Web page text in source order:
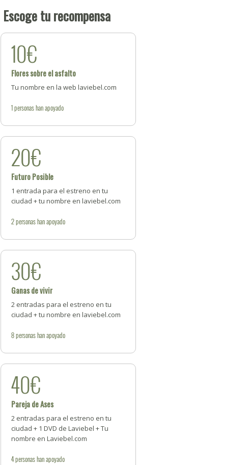
Escoge tu recompensa
10€
Flores sobre el asfalto
Tu nombre en la web laviebel.com
1personashan apoyado
20€
Futuro Posible
1 entrada para el estreno en tu
ciudad + tu nombre en laviebel.com
2personashan apoyado
30€
Ganas de vivir
2 entradas para el estreno en tu
ciudad + tu nombre en laviebel.com
8personashan apoyado
40€
Pareja de Ases
2 entradas para el estreno en tu
ciudad + 1 DVD de Laviebel + Tu
nombre en Laviebel.com
4personashan apoyado